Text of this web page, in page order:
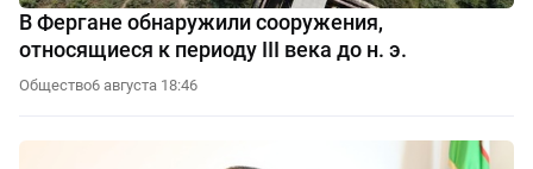
В Фергане обнаружили сооружения,
относящиеся к периоду III века до н. э.
Общество6 августа 18:46